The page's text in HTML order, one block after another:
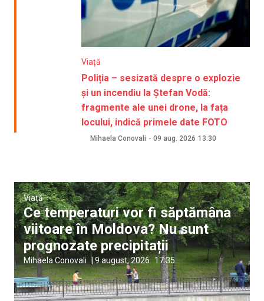
Viață
Poliția – sesizată despre o explozie
și un incendiu la Ștefan Vodă:
fragmente ale unei drone, la fața
locului, indică primele date FOTO
Mihaela Conovali - 09 aug. 2026 13:30
Viață
Ce temperaturi vor fi săptămâna
viitoare în Moldova? Nu sunt
prognozate precipitații
Mihaela Conovali | 9 august, 2026 17:35